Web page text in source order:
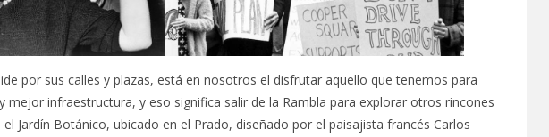
por sus calles y plazas, está en nosotros el disfrutar aquello que tenemos para
mejor infraestructura, y eso significa salir de la Rambla para explorar otros rincones
Jardín Botánico, ubicado en el Prado, diseñado por el paisajista francés Carlos